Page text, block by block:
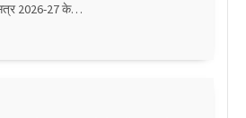
2026-27 के…